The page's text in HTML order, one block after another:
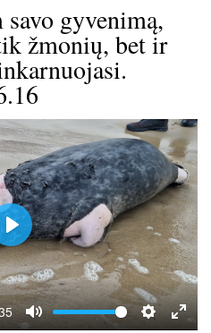
gyvenimą,
žmonių, bet ir
P
l
a
y